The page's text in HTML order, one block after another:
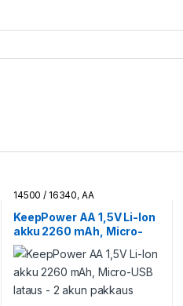
14500 / 16340, AA
KeepPower AA 1,5V Li-Ion
akku 2260 mAh, Micro-
USB lataus – 2 akun
pakkaus